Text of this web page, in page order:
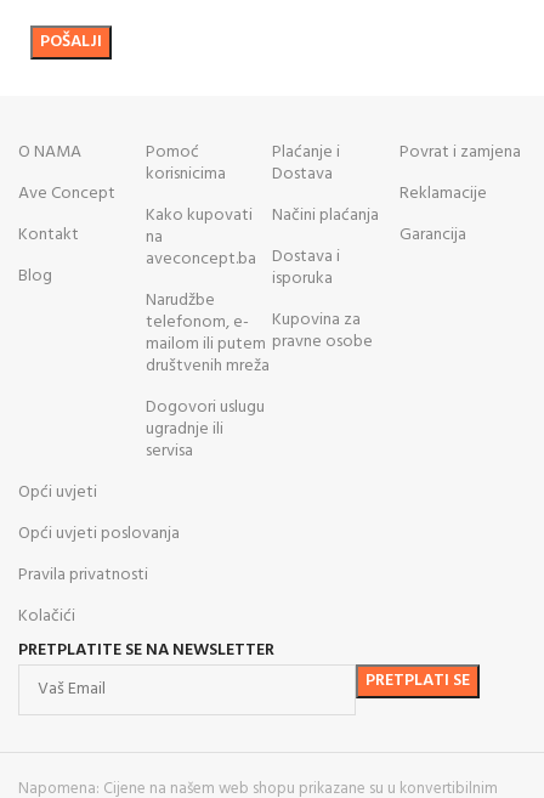
O NAMA
Ave Concept
Kontakt
Blog
Pomoć
korisnicima
Kako kupovati
na
aveconcept.ba
Narudžbe
telefonom, e-
mailom ili putem
društvenih mreža
Dogovori uslugu
ugradnje ili
servisa
Plaćanje i
Dostava
Načini plaćanja
Dostava i
isporuka
Kupovina za
pravne osobe
Povrat i zamjena
Reklamacije
Garancija
Opći uvjeti
Opći uvjeti poslovanja
Pravila privatnosti
Kolačići
PRETPLATITE SE NA NEWSLETTER
Napomena: Cijene na našem web shopu prikazane su u konvertibilnim